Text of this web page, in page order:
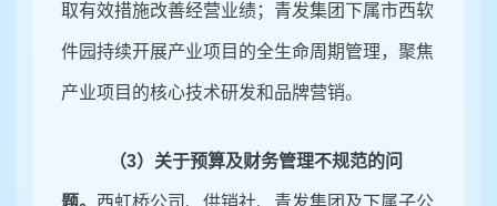
取有效措施改善经营业绩；青发集团下属市西软
件园持续开展产业项目的全生命周期管理，聚焦
产业项目的核心技术研发和品牌营销。
（3）关于预算及财务管理不规范的问
题。 西虹桥公司、供销社、青发集团及下属子公